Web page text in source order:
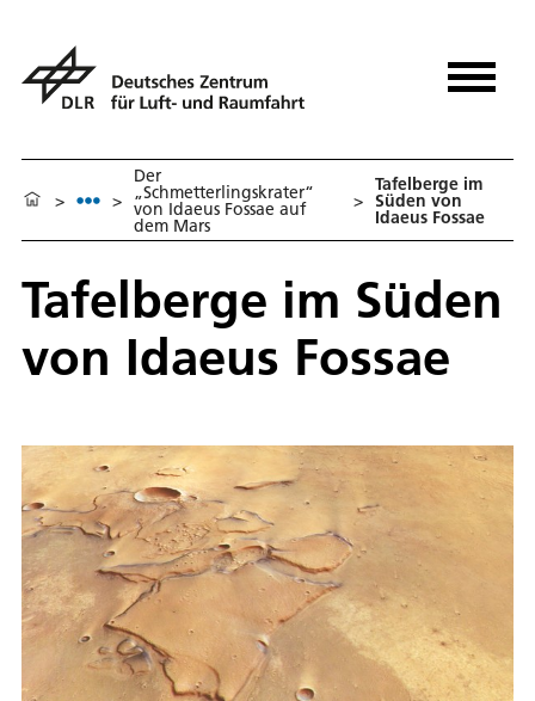
> >
Der
„Schmetterlingskrater“
von Idaeus Fossae auf
dem Mars
>
Tafelberge im
Süden von
Idaeus Fossae
Tafelberge im Süden
von Idaeus Fossae